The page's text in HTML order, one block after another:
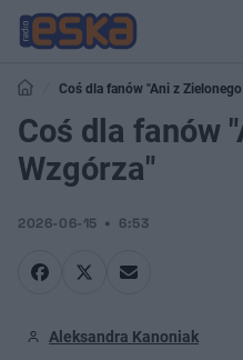
Coś dla fanów "Ani z
Coś dla fanów
Wzgórza"
2026-06-15 6:53
Aleksandra Kanoniak